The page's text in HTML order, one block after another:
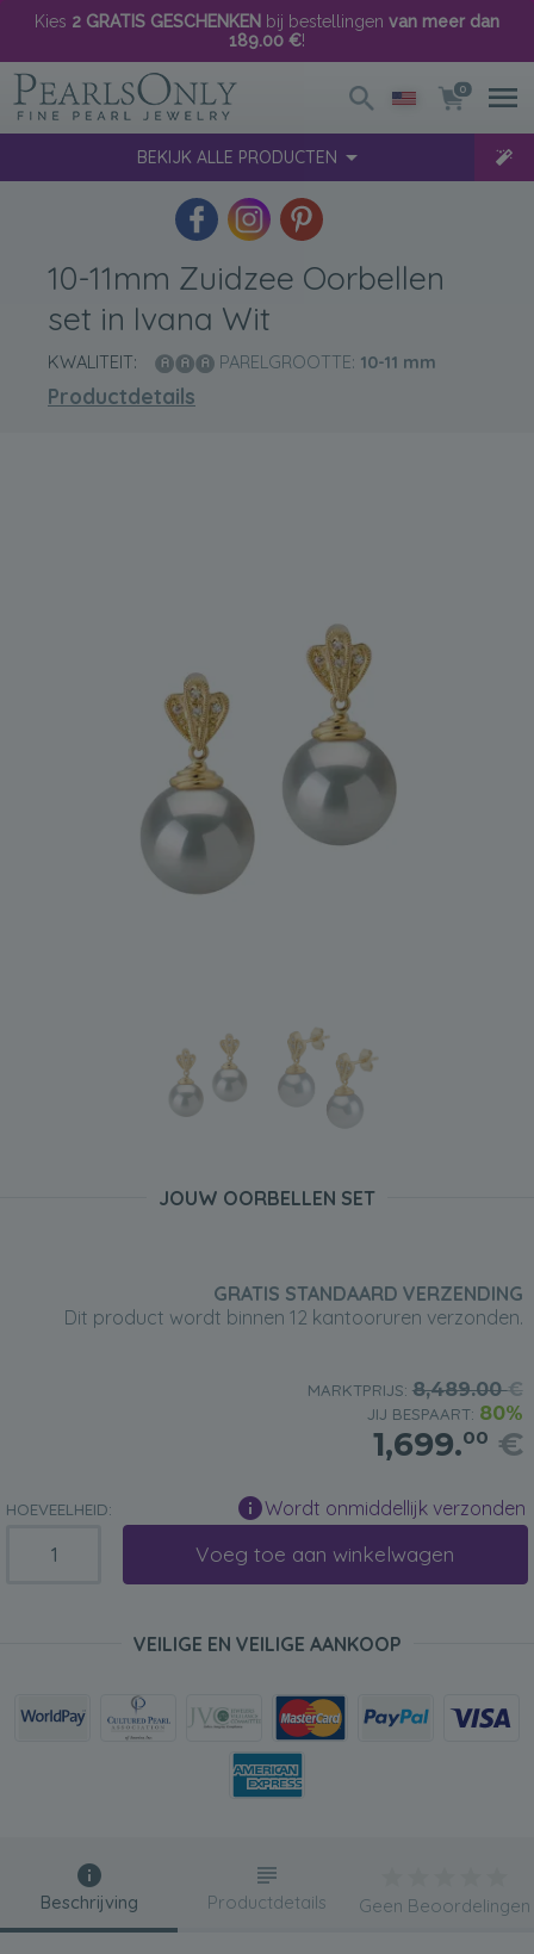
Kies 2 GRATIS GESCHENKEN bij bestellingen van meer dan
189.00 €!
0
BEKIJK ALLE PRODUCTEN
10-11mm Zuidzee Oorbellen
set in Ivana Wit
KWALITEIT: PARELGROOTTE: 10-11 mm
Productdetails
JOUW OORBELLEN SET
GRATIS STANDAARD VERZENDING
Dit product wordt binnen 12 kantooruren verzonden.
MARKTPRIJS: 8,489.00€
JIJ BESPAART: 80%
1,699.00 €
HOEVEELHEID: Wordt onmiddellijk verzonden
Voeg toe aan winkelwagen
VEILIGE EN VEILIGE AANKOOP
Beschrijving Productdetails Geen Beoordelingen